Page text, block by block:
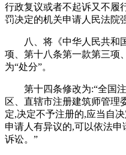
行政复议或者不起诉又不履
罚决定的机关申请人民法院
八、将《中华人民共和
项、第十八条第一款第三项
为“处分”。
第十四条修改为:“全国
区、直辖市注册建筑师管理
定,决定不予注册的,应当自
申请人有异议的,可以依法
诉讼。”